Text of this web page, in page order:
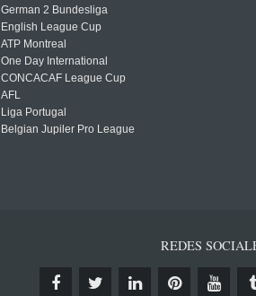
German 2 Bundesliga
English League Cup
ATP Montreal
One Day International
CONCACAF League Cup
AFL
Liga Portugal
Belgian Jupiler Pro League
REDES